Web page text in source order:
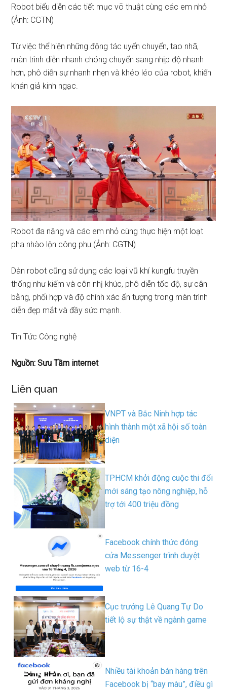
Robot biểu diễn các tiết mục võ thuật cùng các em nhỏ
(Ảnh: CGTN)
Từ việc thể hiện những động tác uyển chuyển, tao nhã,
màn trình diễn nhanh chóng chuyển sang nhịp độ nhanh
hơn, phô diễn sự nhanh nhẹn và khéo léo của robot, khiến
khán giả kinh ngạc.
Robot đa năng và các em nhỏ cùng thực hiện một loạt
pha nhào lộn công phu (Ảnh: CGTN)
Dàn robot cũng sử dụng các loại vũ khí kungfu truyền
thống như kiếm và côn nhị khúc, phô diễn tốc độ, sự cân
bằng, phối hợp và độ chính xác ấn tượng trong màn trình
diễn đẹp mắt và đầy sức mạnh.
Tin Tức Công nghệ
Nguồn: Sưu Tầm internet
Liên quan
VNPT và Bắc Ninh hợp tác
hình thành một xã hội số toàn
diện
TPHCM khởi động cuộc thi đổi
mới sáng tạo nông nghiệp, hỗ
trợ tới 400 triệu đồng
Facebook chính thức đóng
cửa Messenger trình duyệt
web từ 16-4
Cục trưởng Lê Quang Tự Do
tiết lộ sự thật về ngành game
Nhiều tài khoản bán hàng trên
Facebook bị “bay màu”, điều gì